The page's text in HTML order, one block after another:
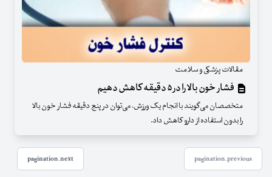
مقالات پزشکی و سلامت
فشار خون بالا را در ۵ دقیقه کاهش دهیم
متخصصان می‌گویند با انجام یک ورزش، می‌توان در پنج دقیقه فشار خون بالا
را بدون استفاده از دارو کاهش داد.
pagination.previous
pagination.next